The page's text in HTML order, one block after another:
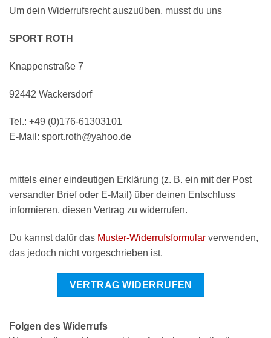
Um dein Widerrufsrecht auszuüben, musst du uns
SPORT ROTH
Knappenstraße 7
92442 Wackersdorf
Tel.: +49 (0)176-61303101
E-Mail: sport.roth@yahoo.de
mittels einer eindeutigen Erklärung (z. B. ein mit der Post
versandter Brief oder E-Mail) über deinen Entschluss
informieren, diesen Vertrag zu widerrufen.
Du kannst dafür das Muster-Widerrufsformular verwenden,
das jedoch nicht vorgeschrieben ist.
VERTRAG WIDERRUFEN
Folgen des Widerrufs